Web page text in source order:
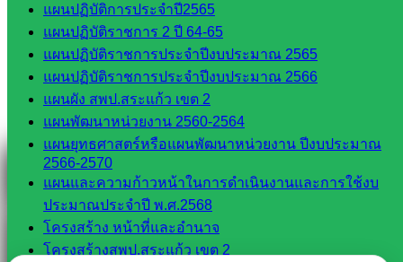
แผนปฏิบัติการประจำปี2565
แผนปฏิบัติราชการ 2 ปี 64-65
แผนปฏิบัติราชการประจำปีงบประมาณ 2565
แผนปฏิบัติราชการประจำปีงบประมาณ 2566
แผนผัง สพป.สระแก้ว เขต 2
แผนพัฒนาหน่วยงาน 2560-2564
แผนยุทธศาสตร์หรือแผนพัฒนาหน่วยงาน ปีงบประมาณ
2566-2570
แผนและความก้าวหน้าในการดำเนินงานและการใช้งบ
ประมาณประจำปี พ.ศ.2568
โครงสร้าง หน้าที่และอำนาจ
โครงสร้างสพป.สระแก้ว เขต 2
Messenger
Facebook